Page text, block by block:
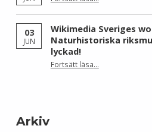
03
JUN
Wikimedia Sveriges
Naturhistoriska
lyckad!
Fortsätt läsa“Wikimedia Sveriges workshop på Naturhistoriska riksmuseet blev väldigt lyckad!”
…
Arkiv